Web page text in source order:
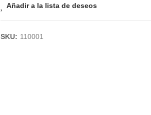
Añadir a la lista de deseos
SKU: 110001